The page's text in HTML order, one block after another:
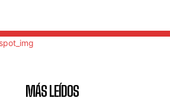
MÁS LEÍDOS